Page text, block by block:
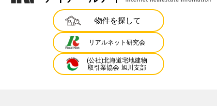
物件を探して
リアルネット研究会
(公社)北海道宅地建物
取引業協会 旭川支部